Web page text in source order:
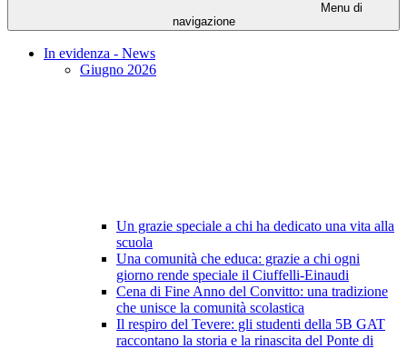
Menu di
navigazione
In evidenza - News
Giugno 2026
Un grazie speciale a chi ha dedicato una vita alla
scuola
Una comunità che educa: grazie a chi ogni
giorno rende speciale il Ciuffelli-Einaudi
Cena di Fine Anno del Convitto: una tradizione
che unisce la comunità scolastica
Il respiro del Tevere: gli studenti della 5B GAT
raccontano la storia e la rinascita del Ponte di